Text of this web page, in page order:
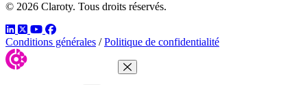
© 2026 Claroty. Tous droits réservés.
LinkedIn
TwitterYouTube
Facebook
Conditions générales / Politique de confidentialité
Fermer le menu